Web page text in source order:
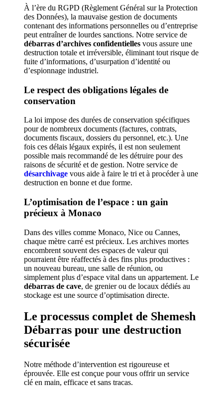
À l’ère du RGPD (Règlement Général sur la Protection
des Données), la mauvaise gestion de documents
contenant des informations personnelles ou d’entreprise
peut entraîner de lourdes sanctions. Notre service de
débarras d’archives confidentielles vous assure une
destruction totale et irréversible, éliminant tout risque de
fuite d’informations, d’usurpation d’identité ou
d’espionnage industriel.
Le respect des obligations légales de
conservation
La loi impose des durées de conservation spécifiques
pour de nombreux documents (factures, contrats,
documents fiscaux, dossiers du personnel, etc.). Une
fois ces délais légaux expirés, il est non seulement
possible mais recommandé de les détruire pour des
raisons de sécurité et de gestion. Notre service de
désarchivage vous aide à faire le tri et à procéder à une
destruction en bonne et due forme.
L’optimisation de l’espace : un gain
précieux à Monaco
Dans des villes comme Monaco, Nice ou Cannes,
chaque mètre carré est précieux. Les archives mortes
encombrent souvent des espaces de valeur qui
pourraient être réaffectés à des fins plus productives :
un nouveau bureau, une salle de réunion, ou
simplement plus d’espace vital dans un appartement. Le
débarras de cave, de grenier ou de locaux dédiés au
stockage est une source d’optimisation directe.
Le processus complet de Shemesh
Débarras pour une destruction
sécurisée
Notre méthode d’intervention est rigoureuse et
éprouvée. Elle est conçue pour vous offrir un service
clé en main, efficace et sans tracas.